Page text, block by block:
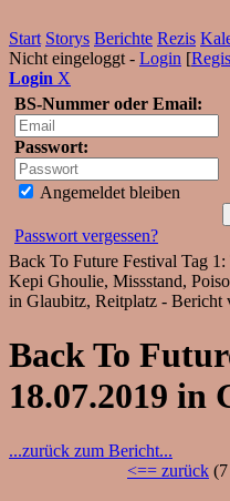
Start Storys Berichte Rezis
Nicht eingeloggt - Login [
Login X
BS-Nummer oder Email:
Passwort:
Angemeldet bleiben
Passwort vergessen?
Back To Future Festival Tag
Kepi Ghoulie, Missstand,
in Glaubitz, Reitplatz - Bericht
Back To
18.07.2019 in
...zurück zum Bericht...
<== zurück